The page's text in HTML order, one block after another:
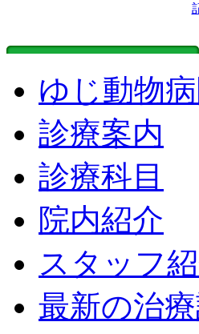
ゆじ動物
診療案内
診療科目
院内紹介
スタッフ
最新の治